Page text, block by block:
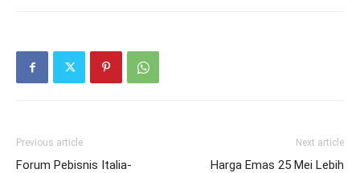
Previous article
Forum Pebisnis Italia-
Next article
Harga Emas 25 Mei Lebih